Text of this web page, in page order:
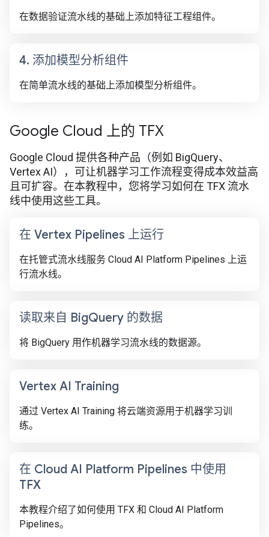
在数据验证流水线的基础上添加特征工程组件。
4. 添加模型分析组件
在简单流水线的基础上添加模型分析组件。
Google Cloud 上的 TFX
Google Cloud 提供各种产品（例如 BigQuery、
Vertex AI），可让机器学习工作流程变得成本效益高
且可扩容。在本教程中，您将学习如何在 TFX 流水
线中使用这些工具。
在 Vertex Pipelines 上运行
在托管式流水线服务 Cloud AI Platform Pipelines 上运
行流水线。
读取来自 BigQuery 的数据
将 BigQuery 用作机器学习流水线的数据源。
Vertex AI Training
通过 Vertex AI Training 将云端资源用于机器学习训
练。
在 Cloud AI Platform Pipelines 中使用
TFX
本教程介绍了如何使用 TFX 和 Cloud AI Platform
Pipelines。